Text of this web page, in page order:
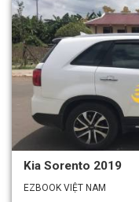
Kia Sorento 2019
EZBOOK VIỆT NAM